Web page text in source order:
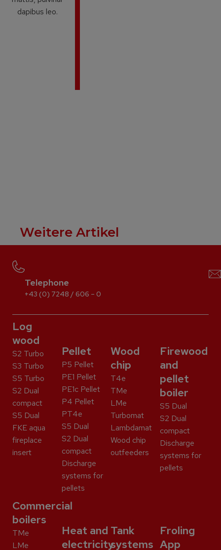
dapibus leo.
Weitere Artikel
Telephone
+43 (0) 7248 / 606 – 0
Log
wood
S2 Turbo
S3 Turbo
S5 Turbo
S2 Dual
compact
S5 Dual
FKE aqua
fireplace
insert
Pellet
P5 Pellet
PE1 Pellet
PE1c Pellet
P4 Pellet
PT4e
S5 Dual
S2 Dual
compact
Discharge
systems for
pellets
Wood
chip
T4e
TMe
LMe
Turbomat
Lambdamat
Wood chip
outfeeders
Firewood
and
pellet
boiler
S5 Dual
S2 Dual
compact
Discharge
systems for
pellets
Commercial
boilers
TMe
LMe
Heat and
electricity
Tank
systems
Froling
App